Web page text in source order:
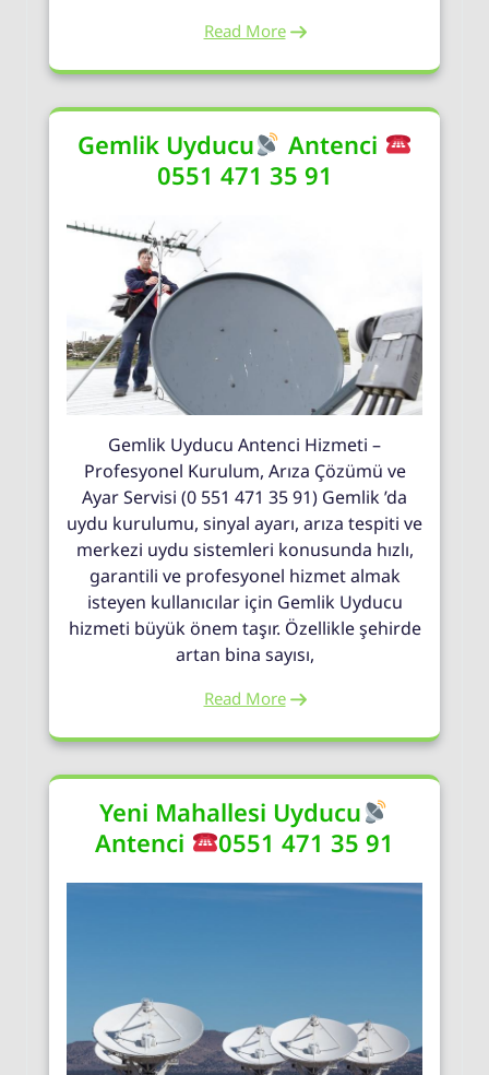
Read More
Gemlik Uyducu
Antenci
0551 471 35 91
Gemlik Uyducu Antenci Hizmeti –
Profesyonel Kurulum, Arıza Çözümü ve
Ayar Servisi (0 551 471 35 91) Gemlik ’da
uydu kurulumu, sinyal ayarı, arıza tespiti ve
merkezi uydu sistemleri konusunda hızlı,
garantili ve profesyonel hizmet almak
isteyen kullanıcılar için Gemlik Uyducu
hizmeti büyük önem taşır. Özellikle şehirde
artan bina sayısı,
Read More
Yeni Mahallesi Uyducu
Antenci
0551 471 35 91